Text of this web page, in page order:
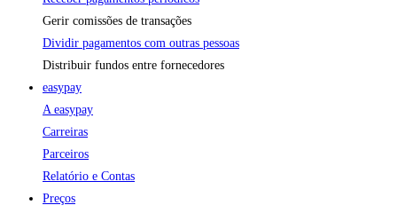
Gerir comissões de transações
Dividir pagamentos com outras pessoas
Distribuir fundos entre fornecedores
easypay
A easypay
Carreiras
Parceiros
Relatório e Contas
Preços